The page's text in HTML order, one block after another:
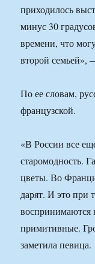
приходилось
минус 30
времени, что
второй семьей»,
По ее словам,
французской.
«В России все
старомодность.
цветы. Во
дарят. И это при
воспринимаются
примитивные.
заметила певица.